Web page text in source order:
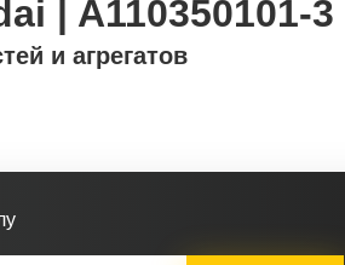
| A110350101-3
и агрегатов